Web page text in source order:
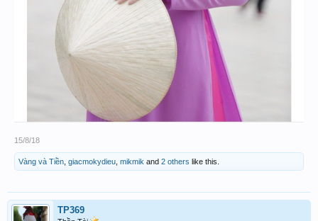
15/8/18
Vàng và Tiền giacmokydieu mikmik and 2 others like this.
TP369